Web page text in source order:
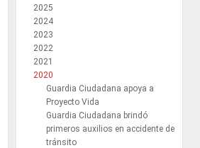
2025
2024
2023
2022
2021
2020
Guardia Ciudadana apoya a
Proyecto Vida
Guardia Ciudadana brindó
primeros auxilios en accidente de
tránsito